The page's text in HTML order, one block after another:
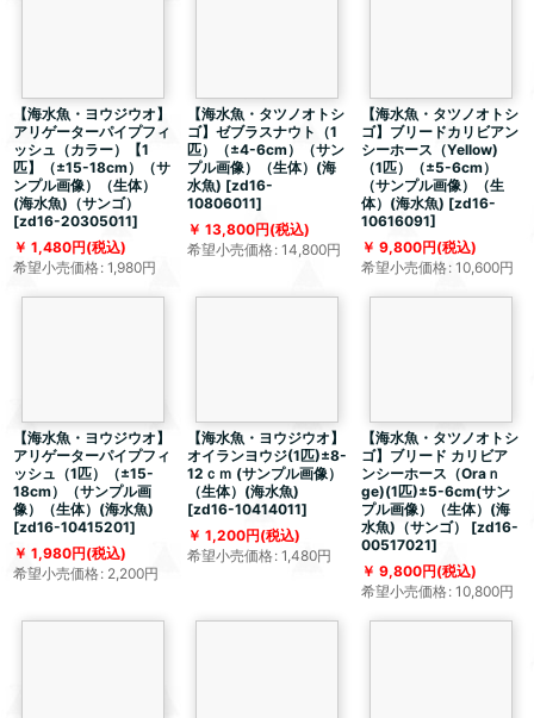
【海水魚・ヨウジウオ】
アリゲーターパイプフィ
ッシュ（カラー）【1
匹】（±15-18cm）（サ
ンプル画像）（生体）
(海水魚)（サンゴ）
[zd16-20305011]
1,480円(税込)
希望小売価格: 1,980円
【海水魚・タツノオトシ
ゴ】ゼブラスナウト（1
匹）（±4-6cm）（サン
プル画像）（生体）(海
水魚) [zd16-
10806011]
13,800円(税込)
希望小売価格: 14,800円
【海水魚・タツノオトシ
ゴ】ブリードカリビアン
シーホース（Yellow)
（1匹）（±5-6cm）
（サンプル画像）（生
体）(海水魚) [zd16-
10616091]
9,800円(税込)
希望小売価格: 10,600円
【海水魚・ヨウジウオ】
アリゲーターパイプフィ
ッシュ（1匹）（±15-
18cm）（サンプル画
像）（生体）(海水魚)
[zd16-10415201]
1,980円(税込)
希望小売価格: 2,200円
【海水魚・ヨウジウオ】
オイランヨウジ(1匹)±8-
12ｃｍ (サンプル画像）
（生体）(海水魚)
[zd16-10414011]
1,200円(税込)
希望小売価格: 1,480円
【海水魚・タツノオトシ
ゴ】ブリード カリビア
ンシーホース（Oraｎ
ge)(1匹)±5-6cm(サン
プル画像）（生体）(海
水魚)（サンゴ）
[zd16-
00517021]
9,800円(税込)
希望小売価格: 10,800円